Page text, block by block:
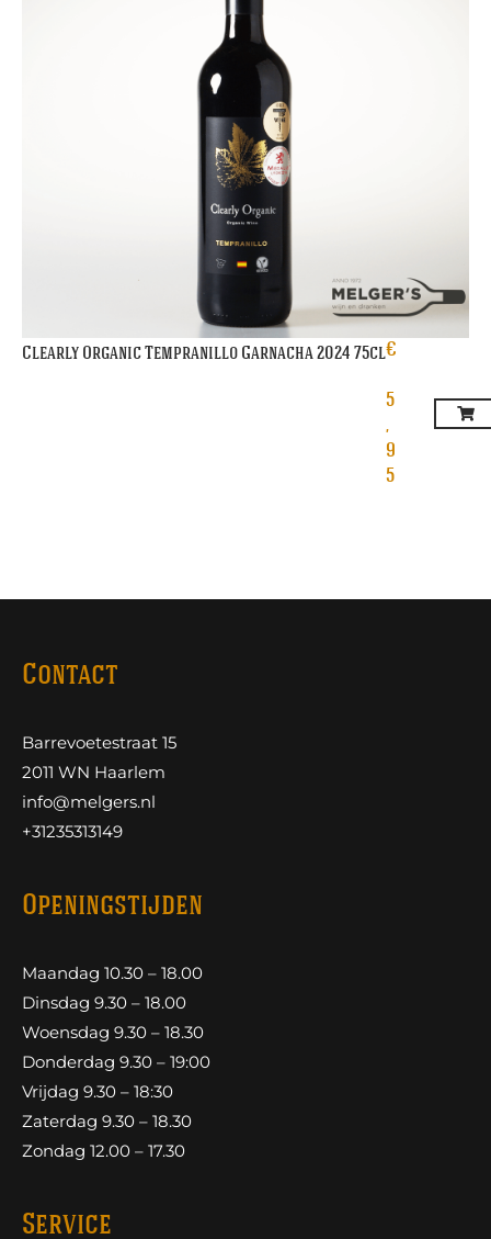
Clearly Organic Tempranillo Garnacha 2024 75cl€
5
,
9
5
Contact
Barrevoetestraat 15
2011 WN Haarlem
info@melgers.nl
+31235313149
Openingstijden
Maandag 10.30 – 18.00
Dinsdag 9.30 – 18.00
Woensdag 9.30 – 18.30
Donderdag 9.30 – 19:00
Vrijdag 9.30 – 18:30
Zaterdag 9.30 – 18.30
Zondag 12.00 – 17.30
Service